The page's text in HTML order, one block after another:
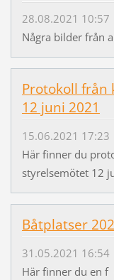
28.08.2021 10:57
Några bilder från
Protokoll från
12 juni 2021
15.06.2021 17:23
Här finner du
styrelsemötet 12
Båtplatser
31.05.2021 16:54
Här finner du en